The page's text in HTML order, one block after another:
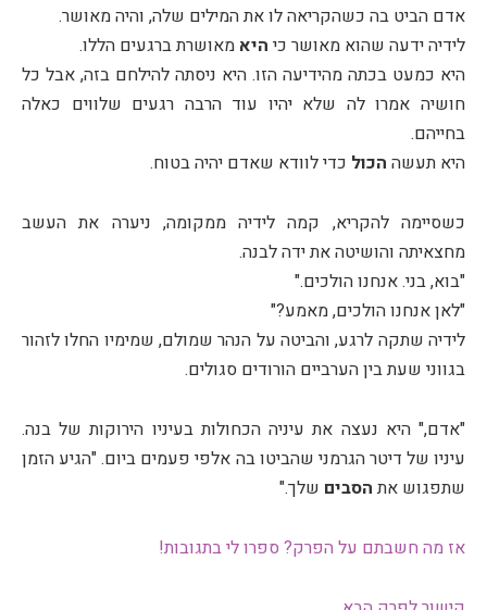
אדם הביט בה כשהקריאה לו את המילים שלה, והיה מאושר.
לידיה ידעה שהוא מאושר כי היא מאושרת ברגעים הללו.
היא כמעט בכתה מהידיעה הזו. היא ניסתה להילחם בזה, אבל כל
חושיה אמרו לה שלא יהיו עוד הרבה רגעים שלווים כאלה
בחייהם.
היא תעשה הכול כדי לוודא שאדם יהיה בטוח.
כשסיימה להקריא, קמה לידיה ממקומה, ניערה את העשב
מחצאיתה והושיטה את ידה לבנה.
"בוא, בני. אנחנו הולכים."
"לאן אנחנו הולכים, מאמע?"
לידיה שתקה לרגע, והביטה על הנהר שמולם, שמימיו החלו לזהור
בגווני שעת בין הערביים הורודים סגולים.
"אדם," היא נעצה את עיניה הכחולות בעיניו הירוקות של בנה.
עיניו של דיטר הגרמני שהביטו בה אלפי פעמים ביום. "הגיע הזמן
שתפגוש אתהסבים שלך."
אז מה חשבתם על הפרק? ספרו לי בתגובות!